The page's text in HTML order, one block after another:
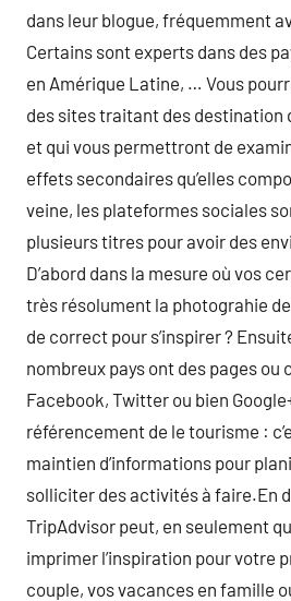
dans leur blogue, fréquemment
Certains sont experts dans des
en Amérique Latine, … Vous
des sites traitant des destination
et qui vous permettront de
effets secondaires qu’elles
veine, les plateformes sociales
plusieurs titres pour avoir des
D’abord dans la mesure où vos
très résolument la photograhie
de correct pour s’inspirer ?
nombreux pays ont des pages
Facebook, Twitter ou bien
référencement de le tourisme :
maintien d’informations pour
solliciter des activités à faire.En
TripAdvisor peut, en seulement
imprimer l’inspiration pour votre
couple, vos vacances en famille